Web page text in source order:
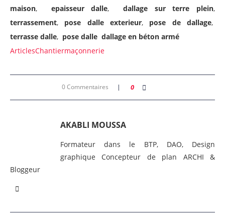
maison, epaisseur dalle, dallage sur terre plein,
terrassement, pose dalle exterieur, pose de dallage,
terrasse dalle, pose dalle dallage en béton armé
ArticlesChantiermaçonnerie
0 Commentaires 0
AKABLI MOUSSA
Formateur dans le BTP, DAO, Design
graphique Concepteur de plan ARCHI &
Bloggeur